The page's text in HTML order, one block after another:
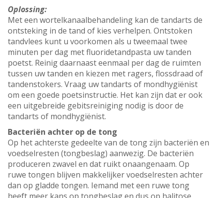
Oplossing:
Met een wortelkanaalbehandeling kan de tandarts de
ontsteking in de tand of kies verhelpen. Ontstoken
tandvlees kunt u voorkomen als u tweemaal twee
minuten per dag met fluoridetandpasta uw tanden
poetst. Reinig daarnaast eenmaal per dag de ruimten
tussen uw tanden en kiezen met ragers, flossdraad of
tandenstokers. Vraag uw tandarts of mondhygiënist
om een goede poetsinstructie. Het kan zijn dat er ook
een uitgebreide gebitsreiniging nodig is door de
tandarts of mondhygiënist.
Bacteriën achter op de tong
Op het achterste gedeelte van de tong zijn bacteriën en
voedselresten (tongbeslag) aanwezig. De bacteriën
produceren zwavel en dat ruikt onaangenaam. Op
ruwe tongen blijven makkelijker voedselresten achter
dan op gladde tongen. Iemand met een ruwe tong